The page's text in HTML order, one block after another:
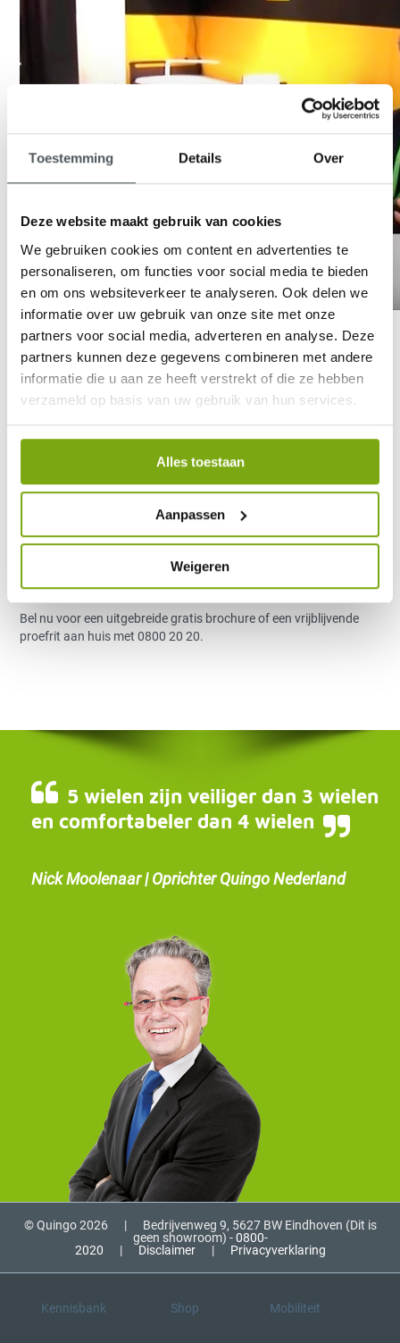
Toestemming Details Over
Deze website maakt gebruik van cookies
We gebruiken cookies om content en advertenties te
personaliseren, om functies voor social media te bieden
en om ons websiteverkeer te analyseren. Ook delen we
informatie over uw gebruik van onze site met onze
partners voor social media, adverteren en analyse. Deze
partners kunnen deze gegevens combineren met andere
informatie die u aan ze heeft verstrekt of die ze hebben
verzameld op basis van uw gebruik van hun services.
Alles toestaan
Aanpassen
Weigeren
Waarom 5 Wielen?
Al onze modellen hebben 5 wielen, mede hierdoor presteren zij
beter. Op het gebied van Veiligheid, Comfort en Wendbaarheid.
en Wendbaarheid. De stabiliteit wordt verzorgd door de
meedraaiende buitenwielen. Zelfs in de bocht en bij stoep op en
draaicirkel. De volledig verstelbare voetpanelen boven de
buitenwielen zorgen voor de meest ideale ergonomische
Meer weten over Quingo?
Bel nu voor een uitgebreide gratis brochure of een vrijblijvende
proefrit aan huis met 0800 20 20.
5 wielen zijn veiliger dan 3 wielen
en comfortabeler dan 4 wielen
Nick Moolenaar | Oprichter Quingo Nederland
© Quingo 2026 |
Bedrijvenweg 9, 5627 BW Eindhoven (Dit is
geen showroom) -0800-
2020
| Disclaimer | Privacyverklaring
Kennisbank Shop Mobiliteit